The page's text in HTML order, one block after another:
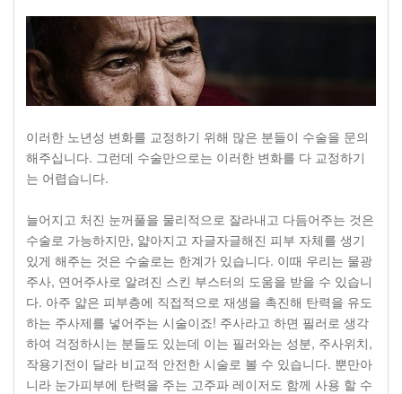
이러한 노년성 변화를 교정하기 위해 많은 분들이 수술을 문의
해주십니다. 그런데 수술만으로는 이러한 변화를 다 교정하기
는 어렵습니다.
늘어지고 처진 눈꺼풀을 물리적으로 잘라내고 다듬어주는 것은
수술로 가능하지만, 얇아지고 자글자글해진 피부 자체를 생기
있게 해주는 것은 수술로는 한계가 있습니다. 이때 우리는 물광
주사, 연어주사로 알려진 스킨 부스터의 도움을 받을 수 있습니
다. 아주 얇은 피부층에 직접적으로 재생을 촉진해 탄력을 유도
하는 주사제를 넣어주는 시술이죠! 주사라고 하면 필러로 생각
하여 걱정하시는 분들도 있는데 이는 필러와는 성분, 주사위치,
작용기전이 달라 비교적 안전한 시술로 볼 수 있습니다. 뿐만아
니라 눈가피부에 탄력을 주는 고주파 레이저도 함께 사용 할 수